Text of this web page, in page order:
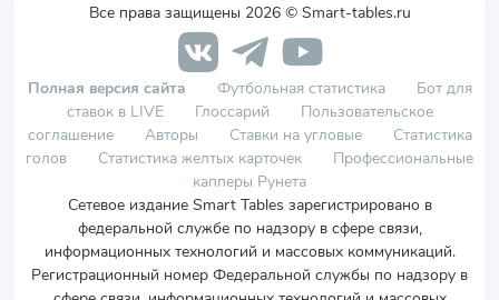
Все права защищены 2026 © Smart-tables.ru
Полная версия сайта Футбольная статистика
Бот для
ставок в LIVE
Глоссарий
Пользовательское
соглашение
Авторы Ставки на угловые
Статистика
голов
Статистика желтых карточек
Профессиональные
капперы Рунета
Сетевое издание Smart Tables зарегистрировано в
федеральной службе по надзору в сфере связи,
информационных технологий и массовых коммуникаций.
Регистрационный номер Федеральной службы по надзору в